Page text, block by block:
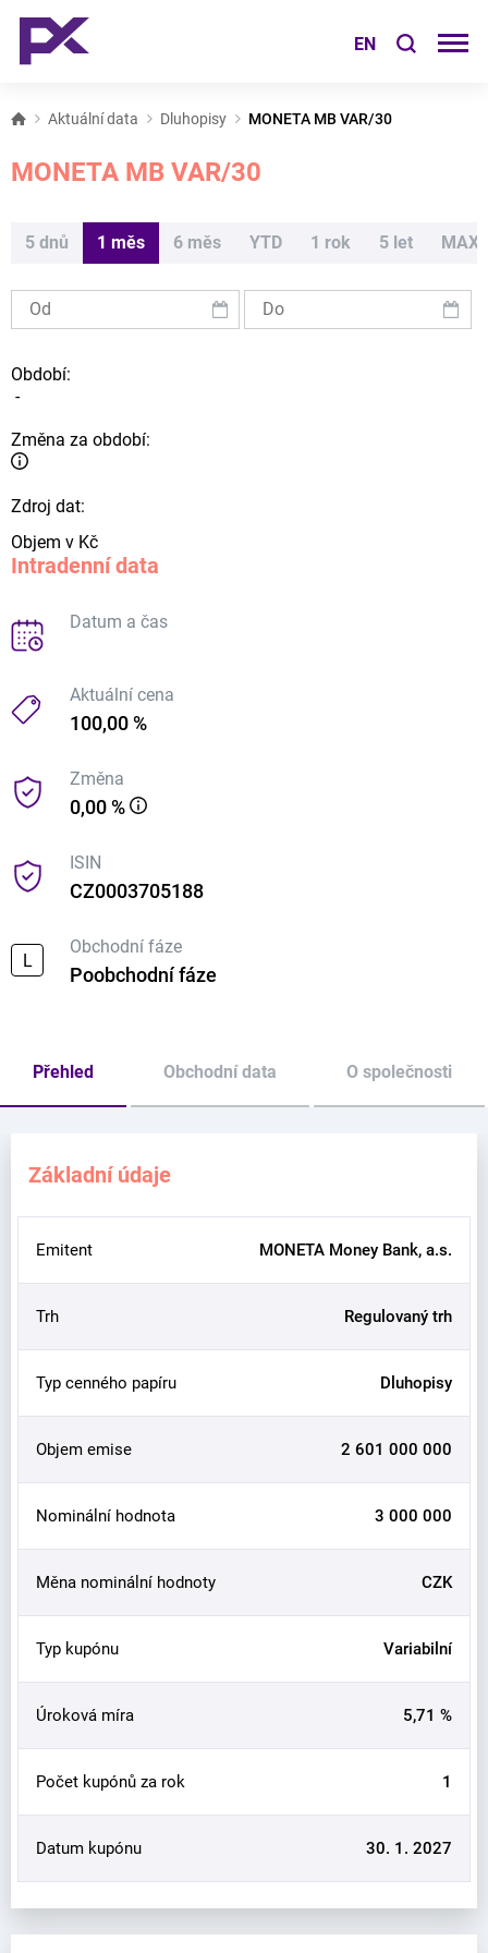
EN
Aktuální data Dluhopisy MONETA MB VAR/30
MONETA MB VAR/30
5 dnů 1 měs 6 měs YTD 1 rok 5 let MAX
Období:
-
Změna za období:
Zdroj dat:
Objem v Kč
Intradenní data
Datum a čas
Aktuální cena
100,00 %
Změna
0,00 %
ISIN
CZ0003705188
L
Obchodní fáze
Poobchodní fáze
Přehled Obchodní data O společnosti
Základní údaje
Emitent MONETA Money Bank, a.s.
Trh Regulovaný trh
Typ cenného papíru Dluhopisy
Objem emise 2 601 000 000
Nominální hodnota 3 000 000
Měna nominální hodnoty CZK
Typ kupónu Variabilní
Úroková míra 5,71 %
Počet kupónů za rok 1
Datum kupónu 30. 1. 2027